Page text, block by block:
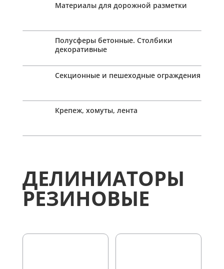
Материалы для дорожной разметки
Полусферы бетонные. Столбики
декоративные
Секционные и пешеходные ограждения
Крепеж, хомуты, лента
ДЕЛИНИАТОРЫ
РЕЗИНОВЫЕ